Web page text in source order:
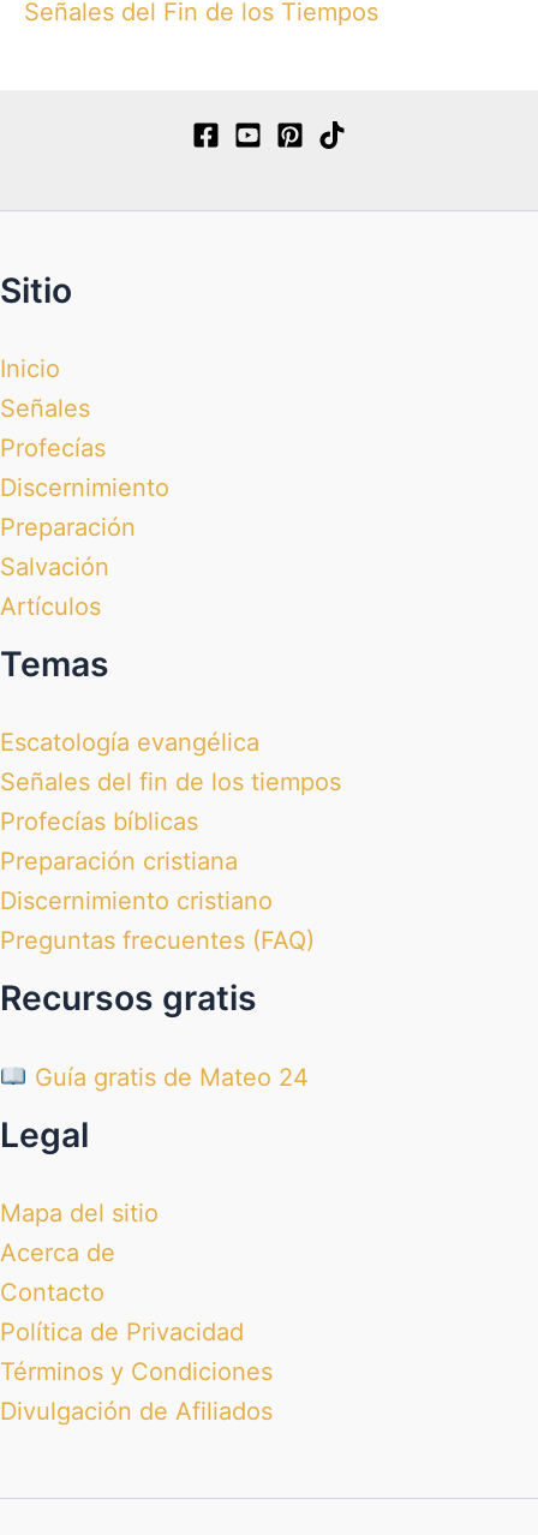
Señales del Fin de los Tiempos
Sitio
Inicio
Señales
Profecías
Discernimiento
Preparación
Salvación
Artículos
Temas
Escatología evangélica
Señales del fin de los tiempos
Profecías bíblicas
Preparación cristiana
Discernimiento cristiano
Preguntas frecuentes (FAQ)
Recursos gratis
Guía gratis de Mateo 24
Legal
Mapa del sitio
Acerca de
Contacto
Política de Privacidad
Términos y Condiciones
Divulgación de Afiliados